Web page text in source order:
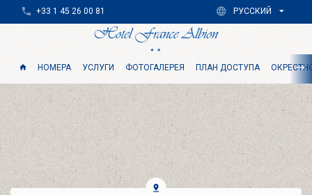
НОМЕРА УСЛУГИ ФОТОГАЛЕРЕЯ ПЛАН ДОСТУПА
+33 1 45 26 00 81 РУССКИЙ